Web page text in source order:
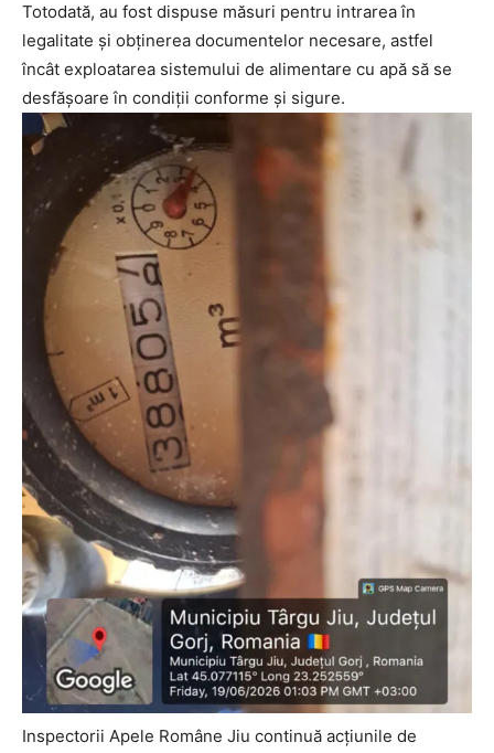
Totodată, au fost dispuse măsuri pentru intrarea în
legalitate și obținerea documentelor necesare, astfel
încât exploatarea sistemului de alimentare cu apă să se
desfășoare în condiții conforme și sigure.
Inspectorii Apele Române Jiu continuă acțiunile de